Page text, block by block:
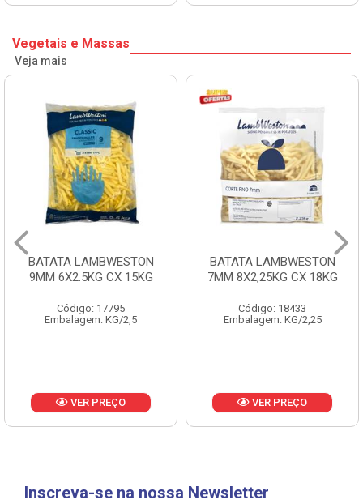
Vegetais e Massas
Veja mais
BATATA LAMBWESTON
9MM 6X2.5KG CX 15KG
Código: 17795
Embalagem: KG/2,5
VER PREÇO
BATATA LAMBWESTON
7MM 8X2,25KG CX 18KG
Código: 18433
Embalagem: KG/2,25
VER PREÇO
Inscreva-se na nossa Newsletter